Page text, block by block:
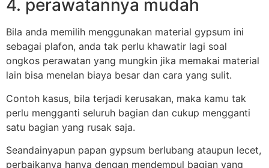
4. perawatannya mudah
Bila anda memilih menggunakan material gypsum ini
sebagai plafon, anda tak perlu khawatir lagi soal
ongkos perawatan yang mungkin jika memakai material
lain bisa menelan biaya besar dan cara yang sulit.
Contoh kasus, bila terjadi kerusakan, maka kamu tak
perlu mengganti seluruh bagian dan cukup mengganti
satu bagian yang rusak saja.
Seandainyapun papan gypsum berlubang ataupun lecet,
perbaikanya hanya dengan mendempul bagian yang